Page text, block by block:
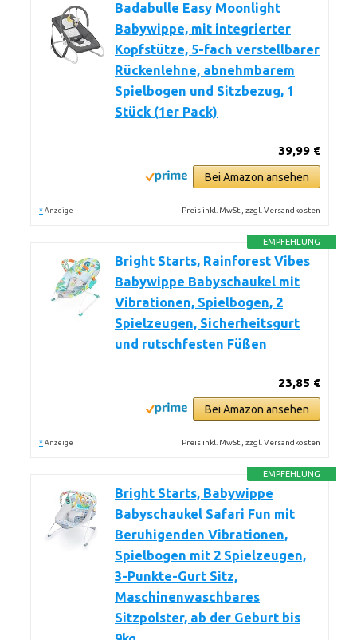
Badabulle Easy Moonlight
Babywippe, mit integrierter
Kopfstütze, 5-fach verstellbarer
Rückenlehne, abnehmbarem
Spielbogen und Sitzbezug, 1
Stück (1er Pack)
39,99 €
Bei Amazon ansehen
* Anzeige Preis inkl. MwSt., zzgl. Versandkosten
EMPFEHLUNG
Bright Starts, Rainforest Vibes
Babywippe Babyschaukel mit
Vibrationen, Spielbogen, 2
Spielzeugen, Sicherheitsgurt
und rutschfesten Füßen
23,85 €
Bei Amazon ansehen
* Anzeige Preis inkl. MwSt., zzgl. Versandkosten
EMPFEHLUNG
Bright Starts, Babywippe
Babyschaukel Safari Fun mit
Beruhigenden Vibrationen,
Spielbogen mit 2 Spielzeugen,
3-Punkte-Gurt Sitz,
Maschinenwaschbares
Sitzpolster, ab der Geburt bis